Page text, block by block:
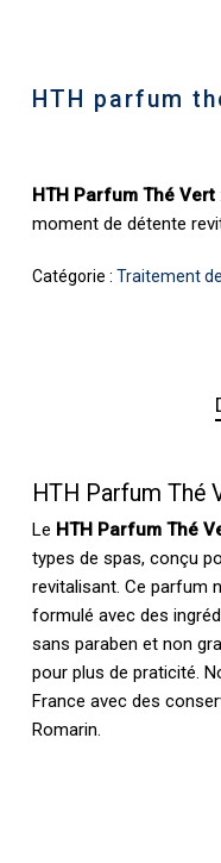
HTH parfum
HTH Parfum Thé Vert
moment de détente
Catégorie : Traitement
HTH Parfum Thé
Le HTH Parfum Thé
types de spas, conçu
revitalisant. Ce parfum
formulé avec des
sans paraben et non
pour plus de praticité.
France avec des
Romarin.